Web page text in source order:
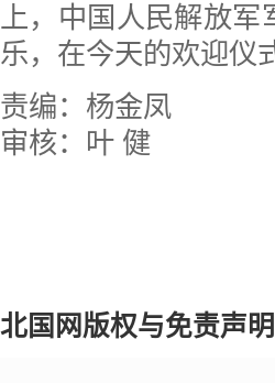
上，中国人民解放军
乐，在今天的欢迎仪
责编：杨金凤
审核：叶 健
北国网版权与免责声明